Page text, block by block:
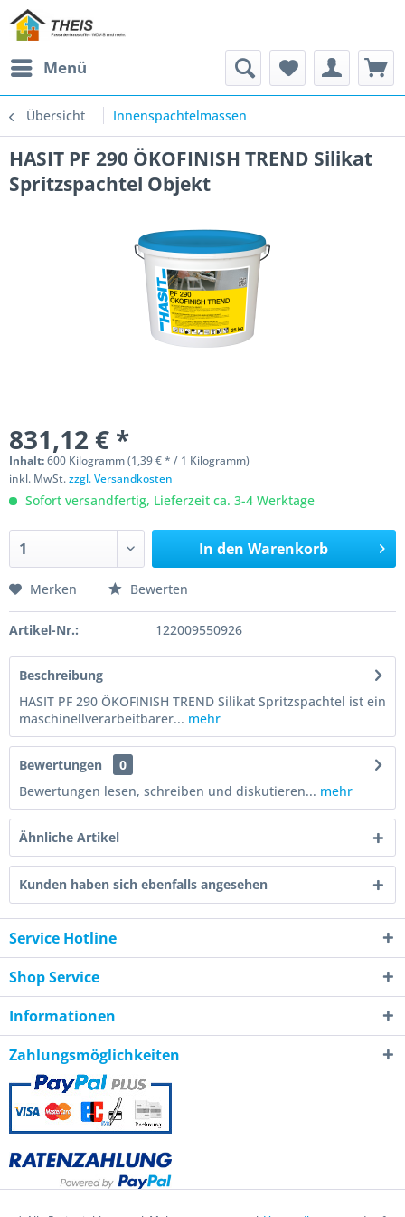
Menü
Übersicht Innenspachtelmassen
HASIT PF 290 ÖKOFINISH TREND Silikat
Spritzspachtel Objekt
831,12 € *
Inhalt:600 Kilogramm (1,39 € * / 1 Kilogramm)
inkl. MwSt.zzgl. Versandkosten
Sofort versandfertig, Lieferzeit ca. 3-4 Werktage
In den Warenkorb
Merken Bewerten
Artikel-Nr.: 122009550926
Beschreibung
HASIT PF 290 ÖKOFINISH TREND Silikat Spritzspachtel ist ein
maschinellverarbeitbarer... mehr
Bewertungen
0
Bewertungen lesen, schreiben und diskutieren... mehr
Ähnliche Artikel
Kunden haben sich ebenfalls angesehen
Service Hotline
Shop Service
Informationen
Zahlungsmöglichkeiten